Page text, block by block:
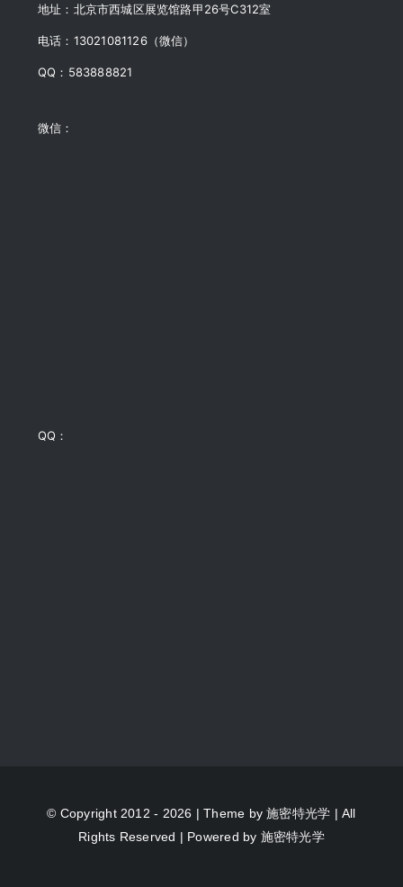
地址：北京市西城区展览馆路甲26号C312室
电话：13021081126（微信）
QQ：583888821
微信：
QQ：
© Copyright 2012 - 2026 | Theme by施密特光学 | All
Rights Reserved | Powered by 施密特光学